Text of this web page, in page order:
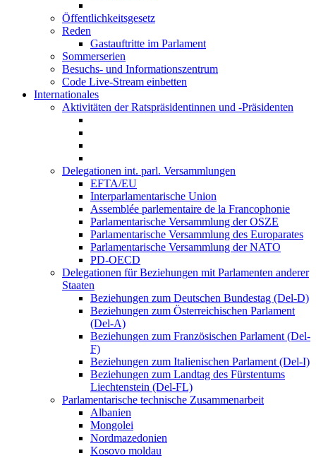
Öffentlichkeitsgesetz
Reden
Gastauftritte im Parlament
Sommerserien
Besuchs- und Informationszentrum
Code Live-Stream einbetten
Internationales
Aktivitäten der Ratspräsidentinnen und -Präsidenten
Delegationen int. parl. Versammlungen
EFTA/EU
Interparlamentarische Union
Assemblée parlementaire de la Francophonie
Parlamentarische Versammlung der OSZE
Parlamentarische Versammlung des Europarates
Parlamentarische Versammlung der NATO
PD-OECD
Delegationen für Beziehungen mit Parlamenten anderer
Staaten
Beziehungen zum Deutschen Bundestag (Del-D)
Beziehungen zum Österreichischen Parlament
(Del-A)
Beziehungen zum Französischen Parlament (Del-
F)
Beziehungen zum Italienischen Parlament (Del-I)
Beziehungen zum Landtag des Fürstentums
Liechtenstein (Del-FL)
Parlamentarische technische Zusammenarbeit
Albanien
Mongolei
Nordmazedonien
Kosovo moldau